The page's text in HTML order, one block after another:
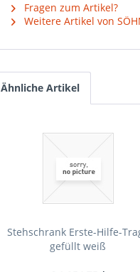
Fragen zum Artikel?
Weitere Artikel von
Ähnliche Artikel
Stehschrank Erste-Hilfe-
gefüllt weiß